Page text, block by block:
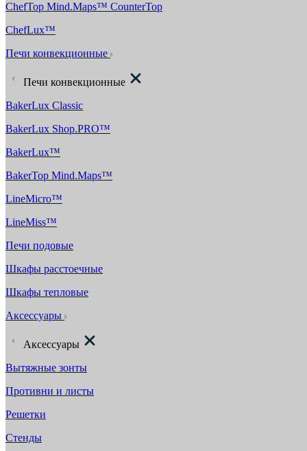
ChefTop Mind.Maps™ CounterTop
ChefLux™
Печи конвекционные
Печи конвекционные
BakerLux Classic
BakerLux Shop.PRO™
BakerLux™
BakerTop Mind.Maps™
LineMicro™
LineMiss™
Печи подовые
Шкафы расстоечные
Шкафы тепловые
Аксессуары
Аксессуары
Вытяжные зонты
Противни и листы
Решетки
Стенды